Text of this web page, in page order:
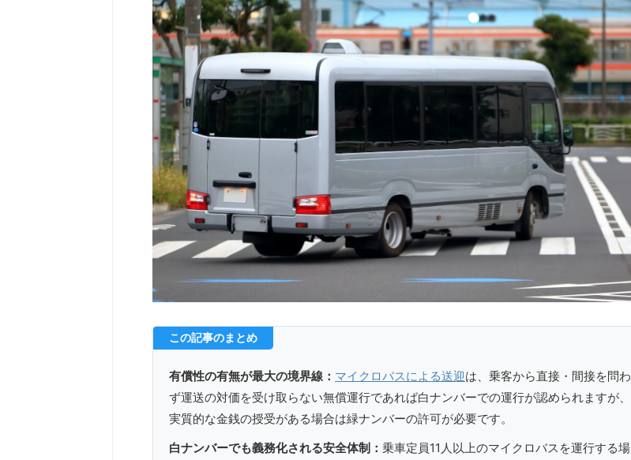
この記事のまとめ
有償性の有無が最大の境界線： マイクロバスによる送迎は、乗客から直接・間接を問わ
ず運送の対価を受け取らない無償運行であれば白ナンバーでの運行が認められますが、
実質的な金銭の授受がある場合は緑ナンバーの許可が必要です。
白ナンバーでも義務化される安全体制： 乗車定員11人以上のマイクロバスを運行する場